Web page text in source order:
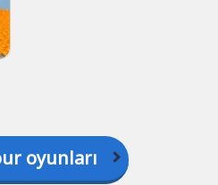
oyunları